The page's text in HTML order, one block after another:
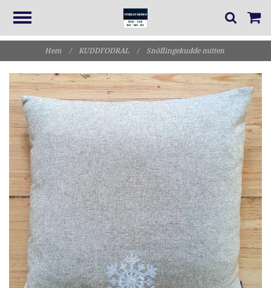
Hem / KUDDFODRAL / Snöflingekudde mitten